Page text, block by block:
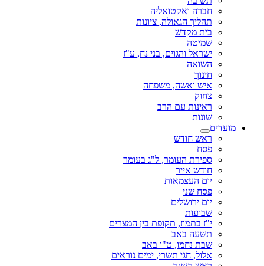
חברה ואקטואליה
תהליך הגאולה, ציונות
בית מקדש
שמיטה
ישראל והגוים, בני נח, ע"ז
השואה
חינוך
איש ואשה, משפחה
צחוק
ראינות עם הרב
שונות
מועדים
ראש חודש
פסח
ספירת העומר, ל"ג בעומר
חודש אייר
יום העצמאות
פסח שני
יום ירושלים
שבועות
י"ז בתמוז, תקופת בין המצרים
תשעה באב
שבת נחמו, ט"ו באב
אלול, חגי תשרי, ימים נוראים